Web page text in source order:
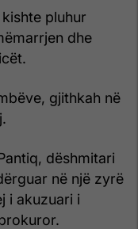
pluhur
dhe
gjithkah në
dëshmitari
në një zyrë
i akuzuari i